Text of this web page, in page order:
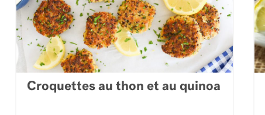
Croquettes au thon et au quinoa